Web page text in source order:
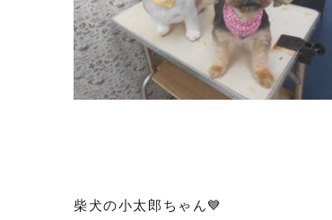
柴犬の小太郎ちゃん💙